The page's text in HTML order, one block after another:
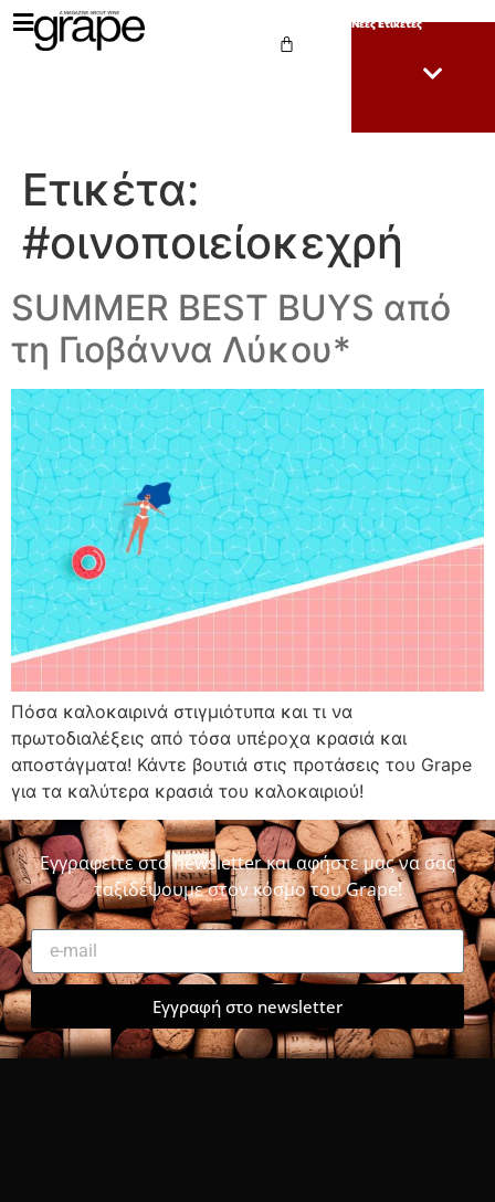
Νέες Ετικέτες
Ετικέτα:
#οινοποιείοκεχρή
SUMMER BEST BUYS από
τη Γιοβάννα Λύκου*
Πόσα καλοκαιρινά στιγμιότυπα και τι να
πρωτοδιαλέξεις από τόσα υπέροχα κρασιά και
αποστάγματα! Κάντε βουτιά στις προτάσεις του Grape
για τα καλύτερα κρασιά του καλοκαιριού!
Εγγραφείτε στο newsletter και αφήστε μας να σας
ταξιδέψουμε στον κόσμο του Grape!
Εγγραφή στο newsletter